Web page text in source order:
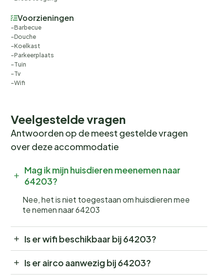
Voorzieningen
Barbecue
Douche
Koelkast
Parkeerplaats
Tuin
Tv
Wifi
Veelgestelde vragen
Antwoorden op de meest gestelde vragen
over deze accommodatie
Mag ik mijn huisdieren meenemen naar
64203?
Nee, het is niet toegestaan om huisdieren mee
te nemen naar 64203
Is er wifi beschikbaar bij 64203?
Is er airco aanwezig bij 64203?